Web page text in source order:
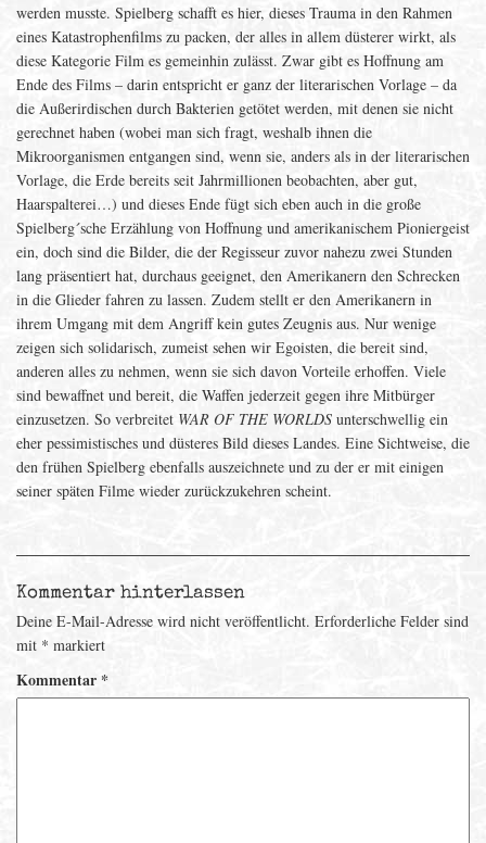
werden musste. Spielberg schafft es hier, dieses Trauma in den Rahmen
eines Katastrophenfilms zu packen, der alles in allem düsterer wirkt, als
diese Kategorie Film es gemeinhin zulässt. Zwar gibt es Hoffnung am
Ende des Films – darin entspricht er ganz der literarischen Vorlage – da
die Außerirdischen durch Bakterien getötet werden, mit denen sie nicht
gerechnet haben (wobei man sich fragt, weshalb ihnen die
Mikroorganismen entgangen sind, wenn sie, anders als in der literarischen
Vorlage, die Erde bereits seit Jahrmillionen beobachten, aber gut,
Haarspalterei…) und dieses Ende fügt sich eben auch in die große
Spielberg´sche Erzählung von Hoffnung und amerikanischem Pioniergeist
ein, doch sind die Bilder, die der Regisseur zuvor nahezu zwei Stunden
lang präsentiert hat, durchaus geeignet, den Amerikanern den Schrecken
in die Glieder fahren zu lassen. Zudem stellt er den Amerikanern in
ihrem Umgang mit dem Angriff kein gutes Zeugnis aus. Nur wenige
zeigen sich solidarisch, zumeist sehen wir Egoisten, die bereit sind,
anderen alles zu nehmen, wenn sie sich davon Vorteile erhoffen. Viele
sind bewaffnet und bereit, die Waffen jederzeit gegen ihre Mitbürger
einzusetzen. So verbreitet WAR OF THE WORLDS unterschwellig ein
eher pessimistisches und düsteres Bild dieses Landes. Eine Sichtweise, die
den frühen Spielberg ebenfalls auszeichnete und zu der er mit einigen
seiner späten Filme wieder zurückzukehren scheint.
Kommentar hinterlassen
Deine E-Mail-Adresse wird nicht veröffentlicht. Erforderliche Felder sind
mit * markiert
Kommentar *